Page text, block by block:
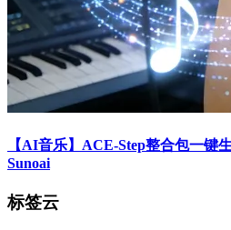
【AI音乐】ACE-Step整合包一键
Sunoai
标签云